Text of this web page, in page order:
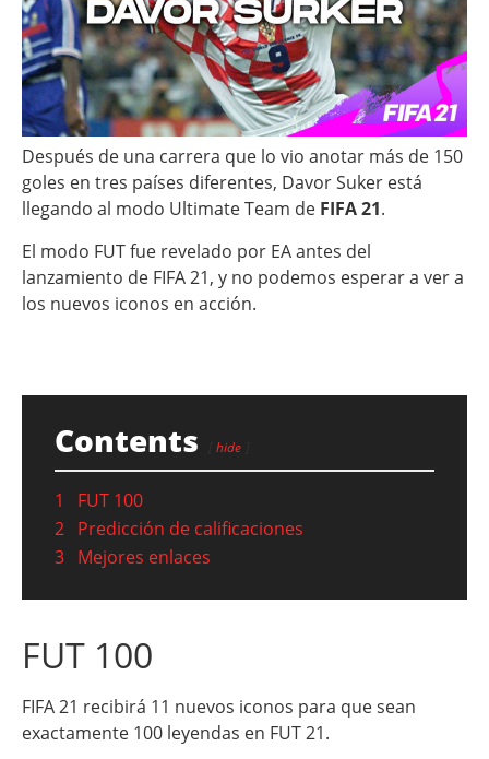
Después de una carrera que lo vio anotar más de 150
goles en tres países diferentes, Davor Suker está
llegando al modo Ultimate Team de FIFA 21.
El modo FUT fue revelado por EA antes del
lanzamiento de FIFA 21, y no podemos esperar a ver a
los nuevos iconos en acción.
Contents hide
1
FUT 100
2 Predicción de calificaciones
3 Mejores enlaces
FUT 100
FIFA 21 recibirá 11 nuevos iconos para que sean
exactamente 100 leyendas en FUT 21.